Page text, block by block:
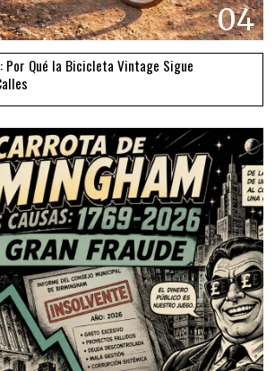
04
Por Qué la Bicicleta Vintage Sigue